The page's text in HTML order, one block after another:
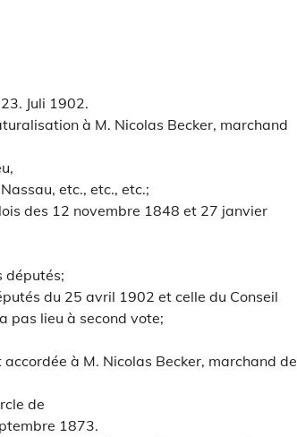
Juli 1902.
à M. Nicolas Becker, marchand
etc., etc., etc.;
des 12 novembre 1848 et 27 janvier
députés;
du 25 avril 1902 et celle du Conseil
pas lieu à second vote;
à M. Nicolas Becker, marchand de
de
1873.